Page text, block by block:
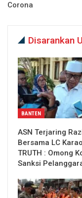
Corona
Disarankan
BANTEN
ASN Terjaring
Bersama LC
TRUTH : Omong
Sanksi